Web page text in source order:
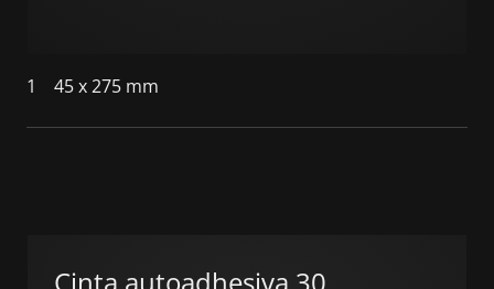
1 45 x 275 mm